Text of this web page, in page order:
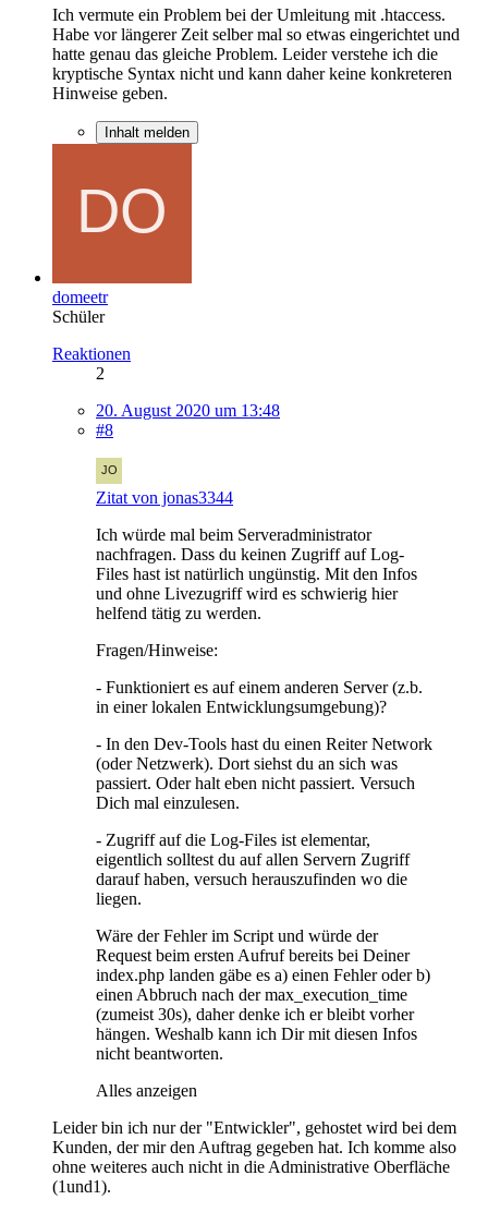
Ich vermute ein Problem bei der Umleitung mit .htaccess.
Habe vor längerer Zeit selber mal so etwas eingerichtet und
hatte genau das gleiche Problem. Leider verstehe ich die
kryptische Syntax nicht und kann daher keine konkreteren
Hinweise geben.
Inhalt melden
domeetr
Schüler
Reaktionen
2
20. August 2020 um 13:48
#8
Zitat von jonas3344
Ich würde mal beim Serveradministrator
nachfragen. Dass du keinen Zugriff auf Log-
Files hast ist natürlich ungünstig. Mit den Infos
und ohne Livezugriff wird es schwierig hier
helfend tätig zu werden.
Fragen/Hinweise:
- Funktioniert es auf einem anderen Server (z.b.
in einer lokalen Entwicklungsumgebung)?
- In den Dev-Tools hast du einen Reiter Network
(oder Netzwerk). Dort siehst du an sich was
passiert. Oder halt eben nicht passiert. Versuch
Dich mal einzulesen.
- Zugriff auf die Log-Files ist elementar,
eigentlich solltest du auf allen Servern Zugriff
darauf haben, versuch herauszufinden wo die
liegen.
Wäre der Fehler im Script und würde der
Request beim ersten Aufruf bereits bei Deiner
index.php landen gäbe es a) einen Fehler oder b)
einen Abbruch nach der max_execution_time
(zumeist 30s), daher denke ich er bleibt vorher
hängen. Weshalb kann ich Dir mit diesen Infos
nicht beantworten.
Alles anzeigen
Leider bin ich nur der "Entwickler", gehostet wird bei dem
Kunden, der mir den Auftrag gegeben hat. Ich komme also
ohne weiteres auch nicht in die Administrative Oberfläche
(1und1).